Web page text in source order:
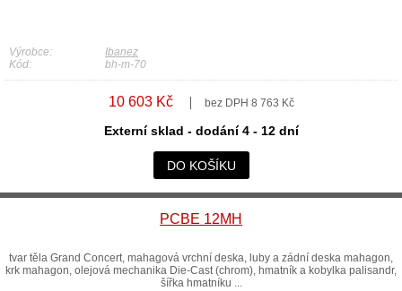
Výrobce:
Ibanez
Kód:
bh-m-70
10 603 Kč bez DPH 8 763 Kč
Externí sklad - dodání 4 - 12 dní
DO KOŠÍKU
PCBE 12MH
tvar těla Grand Concert, mahagová vrchní deska, luby a zádní deska mahagon,
krk mahagon, olejová mechanika Die-Cast (chrom), hmatník a kobylka palisandr,
šířka hmatníku ...